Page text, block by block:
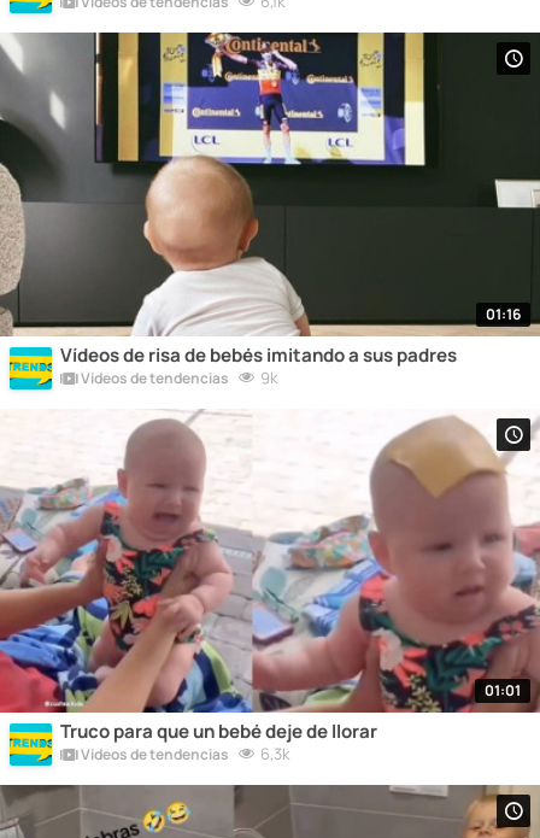
01:16
Vídeos de risa de bebés imitando a sus padres
Vídeos de tendencias 9k
01:01
Truco para que un bebé deje de llorar
Vídeos de tendencias 6,3k